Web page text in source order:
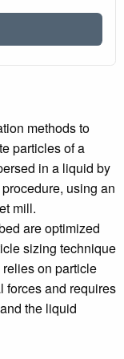
methods to
particles of a
in a liquid by
using an
mill.
are optimized
sizing technique
on particle
forces and requires
the liquid